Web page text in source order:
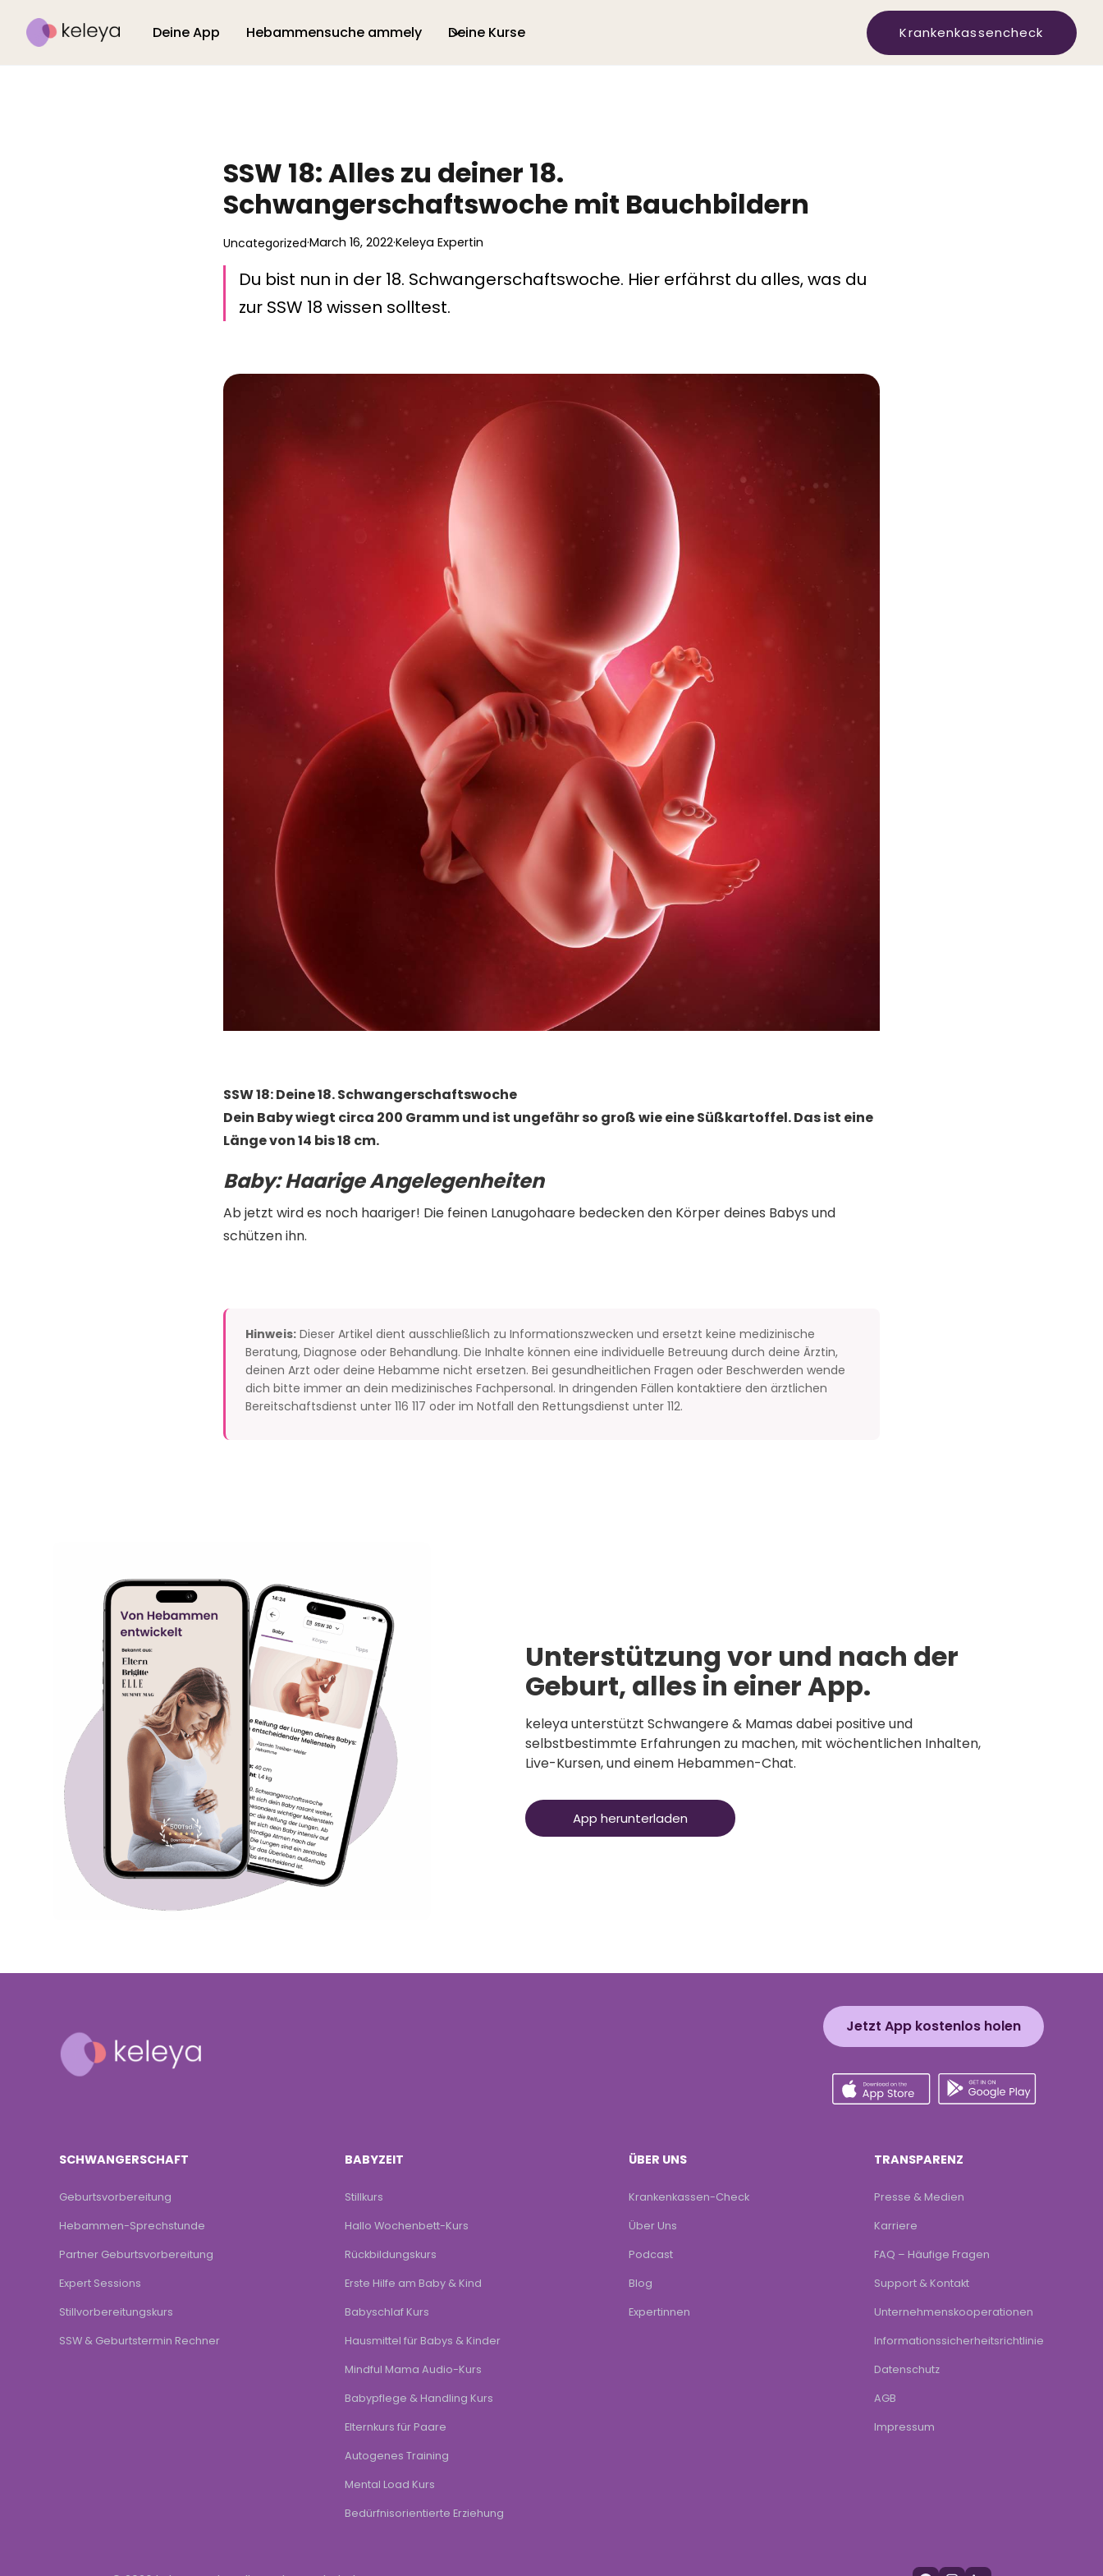
Deine App Hebammensuche ammely Deine Kurse Krankenkassencheck
SSW 18: Alles zu deiner 18.
Schwangerschaftswoche mit Bauchbildern
Uncategorized·March 16, 2022·Keleya Expertin
Du bist nun in der 18. Schwangerschaftswoche. Hier erfährst du alles, was du
zur SSW 18 wissen solltest.
SSW 18: Deine 18. Schwangerschaftswoche
Dein Baby wiegt circa 200 Gramm und ist ungefähr so groß wie eine Süßkartoffel. Das ist eine
Länge von 14 bis 18 cm.
Baby:Haarige Angelegenheiten
Ab jetzt wird es noch haariger! Die feinen Lanugohaare bedecken den Körper deines Babys und
schützen ihn.
Hinweis: Dieser Artikel dient ausschließlich zu Informationszwecken und ersetzt keine medizinische
Beratung, Diagnose oder Behandlung. Die Inhalte können eine individuelle Betreuung durch deine Ärztin,
deinen Arzt oder deine Hebamme nicht ersetzen. Bei gesundheitlichen Fragen oder Beschwerden wende
dich bitte immer an dein medizinisches Fachpersonal. In dringenden Fällen kontaktiere den ärztlichen
Bereitschaftsdienst unter 116 117 oder im Notfall den Rettungsdienst unter 112.
Unterstützung vor und nach der
Geburt, alles in einer App.
keleya unterstützt Schwangere & Mamas dabei positive und
selbstbestimmte Erfahrungen zu machen, mit wöchentlichen Inhalten,
Live-Kursen, und einem Hebammen-Chat.
App herunterladen
Jetzt App kostenlos holen
SCHWANGERSCHAFT
Geburtsvorbereitung
Hebammen-Sprechstunde
Partner Geburtsvorbereitung
Expert Sessions
Stillvorbereitungskurs
SSW & Geburtstermin Rechner
BABYZEIT
Stillkurs
Hallo Wochenbett-Kurs
Rückbildungskurs
Erste Hilfe am Baby & Kind
Babyschlaf Kurs
Hausmittel für Babys & Kinder
Mindful Mama Audio-Kurs
Babypflege & Handling Kurs
Elternkurs für Paare
Autogenes Training
Mental Load Kurs
Bedürfnisorientierte Erziehung
ÜBER UNS
Krankenkassen-Check
Über Uns
Podcast
Blog
Expertinnen
TRANSPARENZ
Presse & Medien
Karriere
FAQ – Häufige Fragen
Support & Kontakt
Unternehmenskooperationen
Informationssicherheitsrichtlinie
Datenschutz
AGB
Impressum